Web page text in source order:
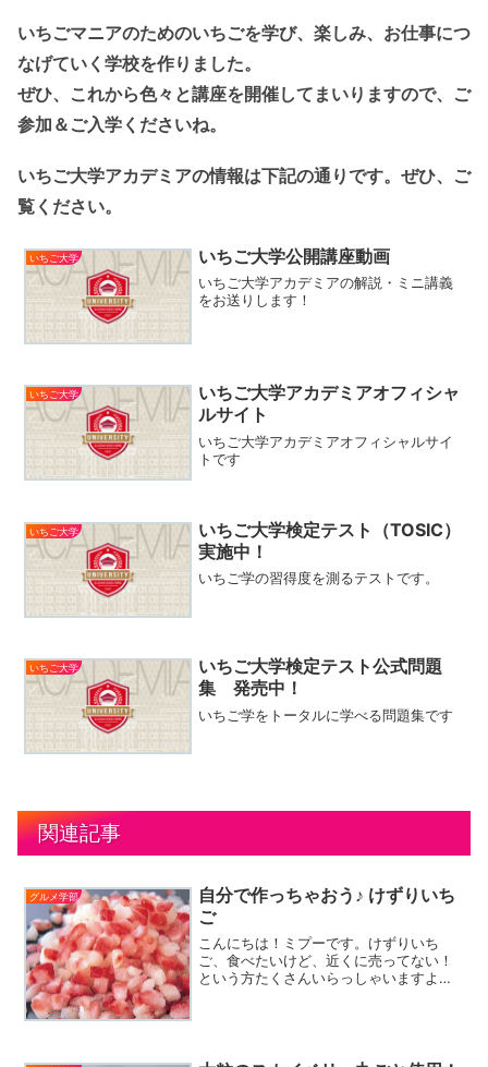
いちごマニアのためのいちごを学び、楽しみ、お仕事につ
なげていく学校を作りました。
ぜひ、これから色々と講座を開催してまいりますので、ご
参加＆ご入学くださいね。
いちご大学アカデミアの情報は下記の通りです。ぜひ、ご
覧ください。
いちご大学 いちご大学公開講座動画
いちご大学アカデミアの解説・ミニ講義
をお送りします！
いちご大学
いちご大学アカデミアオフィシャ
ルサイト
いちご大学アカデミアオフィシャルサイ
トです
いちご大学
いちご大学検定テスト（TOSIC）
実施中！
いちご学の習得度を測るテストです。
いちご大学
いちご大学検定テスト公式問題
集 発売中！
いちご学をトータルに学べる問題集です
関連記事
グルメ学部
自分で作っちゃおう♪ けずりいち
ご
こんにちは！ミプーです。けずりいち
ご、食べたいけど、近くに売ってない！
という方たくさんいらっしゃいますよ